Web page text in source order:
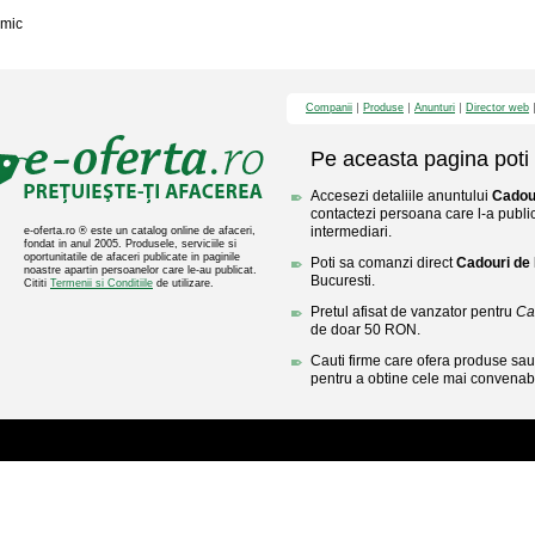
mic
e-oferta.ro ® este un catalog online de afaceri,
fondat in anul 2005. Produsele, serviciile si
oportunitatile de afaceri publicate in paginile
noastre apartin persoanelor care le-au publicat.
Cititi Termenii si Conditiile de utilizare.
Companii Produse Anunturi Director web
Pe aceasta pagina poti
Accesezi detaliile anuntului
contactezi persoana care l-a
intermediari.
Poti sa comanzi directCadouri de
Bucuresti.
Pretul afisat de vanzator pentru
de doar 50 RON.
Cauti firme care ofera produse
pentru a obtine cele mai